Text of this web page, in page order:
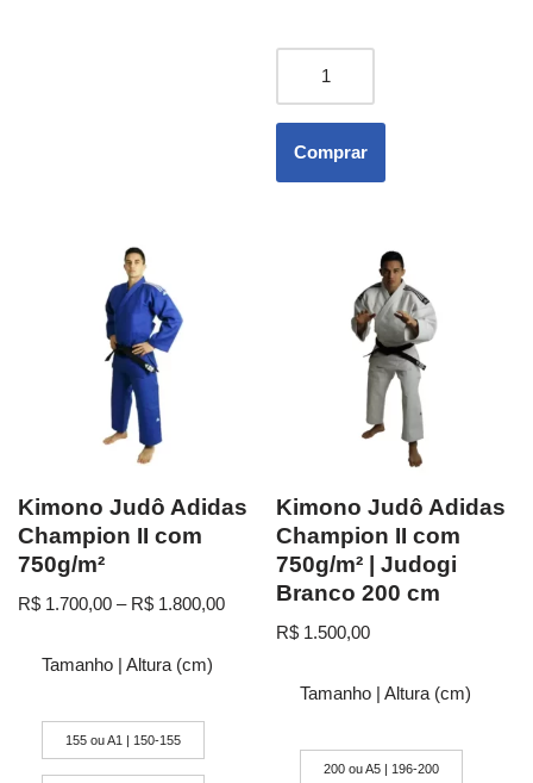
Comprar
Kimono Judô Adidas
Champion II com
750g/m²
R$ 1.700,00 – R$ 1.800,00
Tamanho | Altura (cm)
155 ou A1 | 150-155
Kimono Judô Adidas
Champion II com
750g/m² | Judogi
Branco 200 cm
R$ 1.500,00
Tamanho | Altura (cm)
200 ou A5 | 196-200